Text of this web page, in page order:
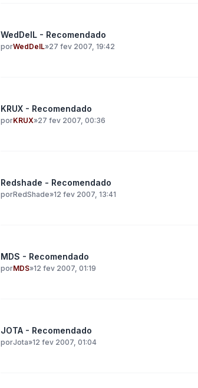
WedDelL - Recomendado
porWedDelL»27 fev 2007, 19:42
KRUX - Recomendado
porKRUX»27 fev 2007, 00:36
Redshade - Recomendado
porRedShade»12 fev 2007, 13:41
MDS - Recomendado
porMDS»12 fev 2007, 01:19
JOTA - Recomendado
porJota»12 fev 2007, 01:04